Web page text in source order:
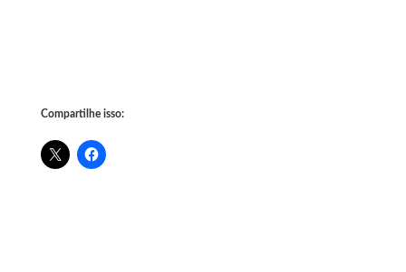
Compartilhe isso: